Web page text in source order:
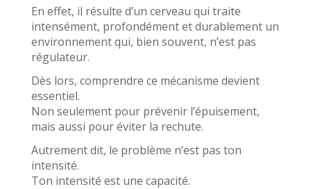
En effet, il résulte d’un cerveau qui traite
intensément, profondément et durablement un
environnement qui, bien souvent, n’est pas
régulateur.
Dès lors, comprendre ce mécanisme devient
essentiel.
Non seulement pour prévenir l’épuisement,
mais aussi pour éviter la rechute.
Autrement dit, le problème n’est pas ton
intensité.
Ton intensité est une capacité.